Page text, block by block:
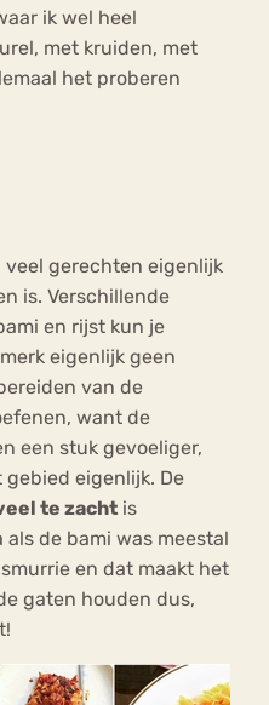
ik wel heel
met kruiden, met
het proberen
veel gerechten eigenlijk
is. Verschillende
en rijst kun je
eigenlijk geen
van de
want de
een stuk gevoeliger,
eigenlijk. De
te zacht is
de bami was meestal
en dat maakt het
gaten houden dus,